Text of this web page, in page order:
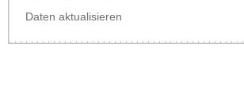
Daten aktualisieren